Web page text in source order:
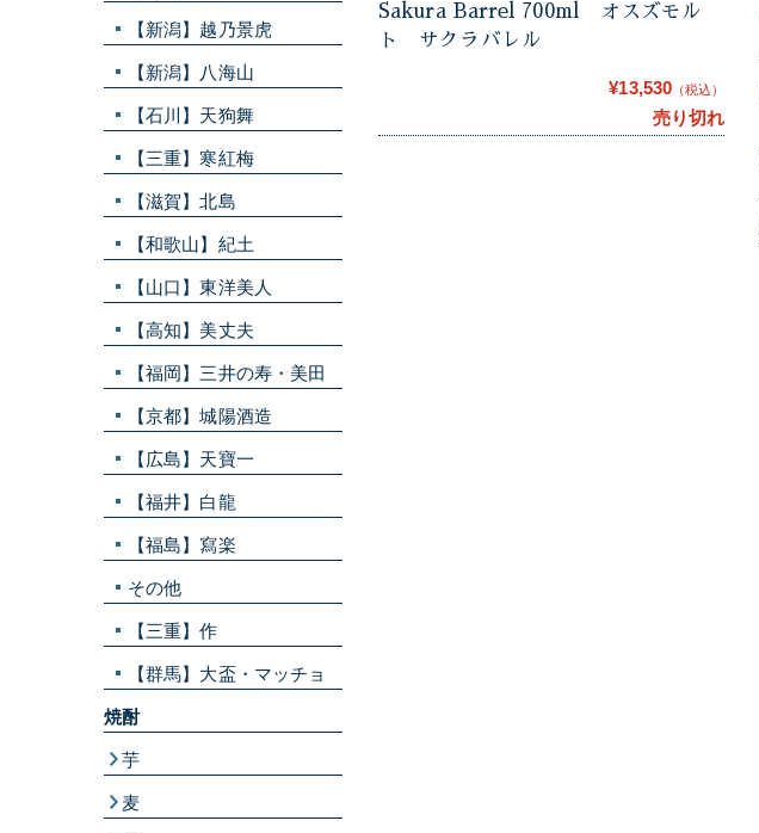
Sakura Barrel 700ml オスズモル
ト サクラバレル
¥13,530 （税込）
売り切れ
【新潟】越乃景虎
【新潟】八海山
【石川】天狗舞
【三重】寒紅梅
【滋賀】北島
【和歌山】紀土
【山口】東洋美人
【高知】美丈夫
【福岡】三井の寿・美田
【京都】城陽酒造
【広島】天寶一
【福井】白龍
【福島】寫楽
その他
【三重】作
【群馬】大盃・マッチョ
焼酎
芋
麦